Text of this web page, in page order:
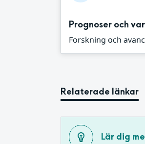
Prognoser och
Forskning och
Relaterade länkar
Lär dig